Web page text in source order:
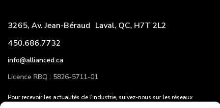
3265, Av. Jean-Béraud Laval, QC, H7T 2L2
450.686.7732
info@allianced.ca
Licence RBQ : 5826-5711-01
Pour recevoir les actualités de l’industrie, suivez-nous sur les réseaux